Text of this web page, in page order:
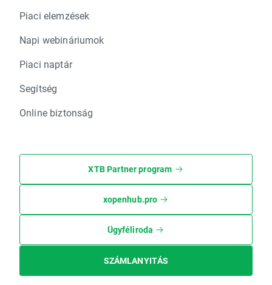
Piaci elemzések
Napi webináriumok
Piaci naptár
Segítség
Online biztonság
XTB Partner program
xopenhub.pro
Ügyféliroda
SZÁMLANYITÁS